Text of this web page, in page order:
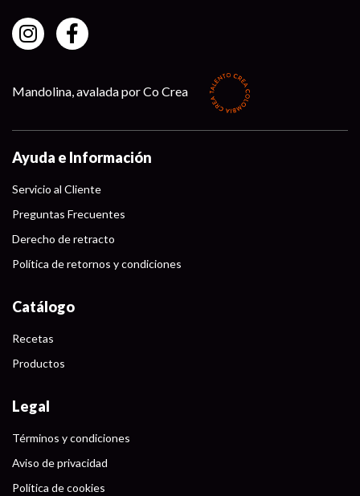
Mandolina, avalada por Co Crea
Ayuda e Información
Servicio al Cliente
Preguntas Frecuentes
Derecho de retracto
Política de retornos y condiciones
Catálogo
Recetas
Productos
Legal
Términos y condiciones
Aviso de privacidad
Política de cookies